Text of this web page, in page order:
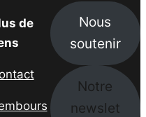
de
Nous
soutenir
Notre
newslet